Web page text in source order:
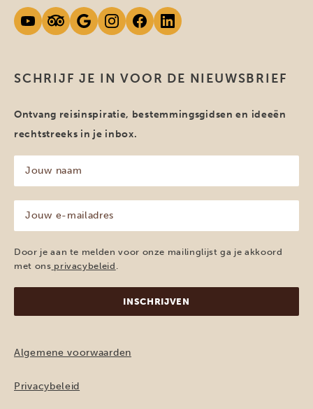
SCHRIJF JE IN VOOR DE NIEUWSBRIEF
Ontvang reisinspiratie, bestemmingsgidsen en ideeën
rechtstreeks in je inbox.
naam
(Vereist)
mailadres
(Vereist)
Door je aan te melden voor onze mailinglijst ga je akkoord
met ons privacybeleid
Algemene voorwaarden
Privacybeleid